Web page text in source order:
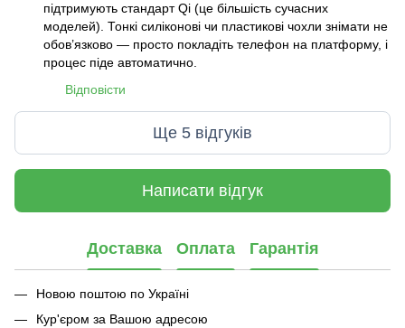
підтримують стандарт Qi (це більшість сучасних
моделей). Тонкі силіконові чи пластикові чохли знімати не
обов’язково — просто покладіть телефон на платформу, і
процес піде автоматично.
Відповісти
Ще 5 відгуків
Написати відгук
Доставка Оплата Гарантія
Новою поштою по Україні
Кур'єром за Вашою адресою